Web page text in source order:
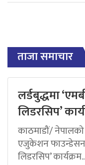
ताजा समाचार
लर्डबुद्धमा
लिडरसिप’
काठमाडौं/
एजुकेशन
लिडरसिप’